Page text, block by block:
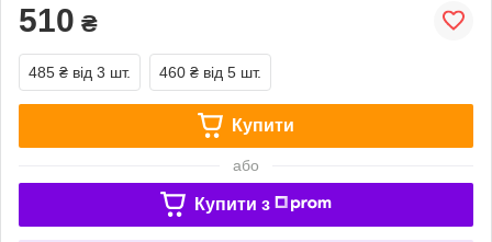
510 ₴
485 ₴ від 3 шт. 460 ₴ від 5 шт.
Купити
або
Купити з